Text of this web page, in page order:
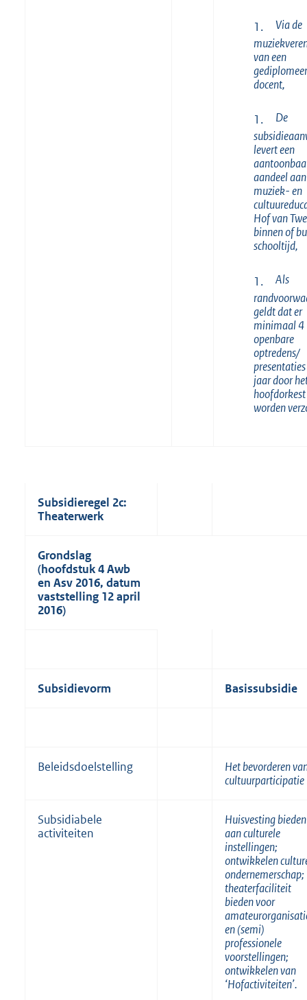
1.
Via de
van een
docent,
1.
De
levert een
aandeel aan
muziek- en
Hof van
binnen of
schooltijd,
1.
Als
geldt dat er
minimaal 4
openbare
optredens/
jaar door
hoofdorkest
worden
Subsidieregel 2c:
Theaterwerk
Grondslag
(hoofdstuk 4 Awb
en Asv 2016, datum
vaststelling 12 april
2016)
Subsidievorm Basissubsidie
Beleidsdoelstelling
Het bevorderen
cultuurparticipatie
Subsidiabele
activiteiten
Huisvesting bieden
aan culturele
instellingen;
ontwikkelen
ondernemerschap;
theaterfaciliteit
bieden voor
en (semi)
professionele
voorstellingen;
ontwikkelen van
‘Hofactiviteiten’.